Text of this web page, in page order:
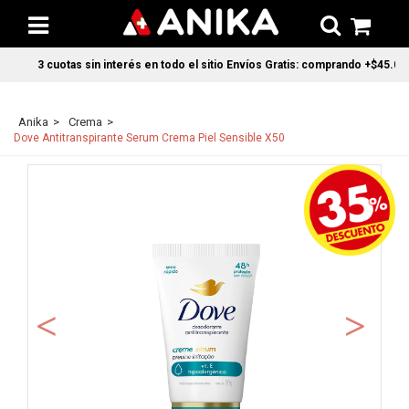
3 cuotas sin interés en todo el sitio Envíos Gratis: comprando +$45.000
Anika Crema
Dove Antitranspirante Serum Crema Piel Sensible X50